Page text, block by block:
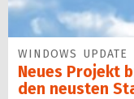
WINDOWS UPDATE
Neues Projekt
den neusten